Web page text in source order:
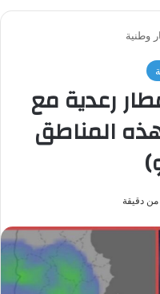
وطنية
رعدية مع
المناطق
دقيقة